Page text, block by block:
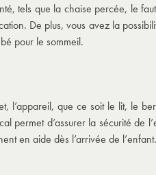
tels que la chaise percée, le
De plus, vous avez la
pour le sommeil.
l’appareil, que ce soit le lit, le
permet d’assurer la sécurité de
en aide dès l’arrivée de l’enfant.